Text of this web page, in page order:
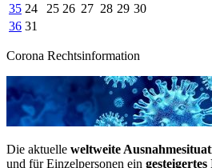
35 24 25 26 27 28 29 30
36 31
Corona Rechtsinformation
Die aktuelle weltweite
und für Einzelpersonen ein